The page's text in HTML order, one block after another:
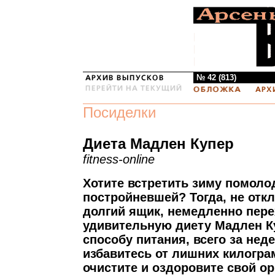
№ 42 (813)
Посиделки
Диета Мадлен Купер
fitness-online
Хотите встретить зиму
постройневшей? Тогда, не
долгий ящик, немедленно
удивительную диету Мадлен
способу питания, всего за
избавитесь от лишних
очистите и оздоровите свой